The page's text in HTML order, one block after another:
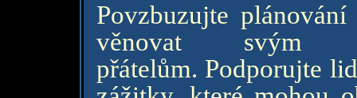
Povzbuzujte
věnovat svým
přátelům. Podporujte